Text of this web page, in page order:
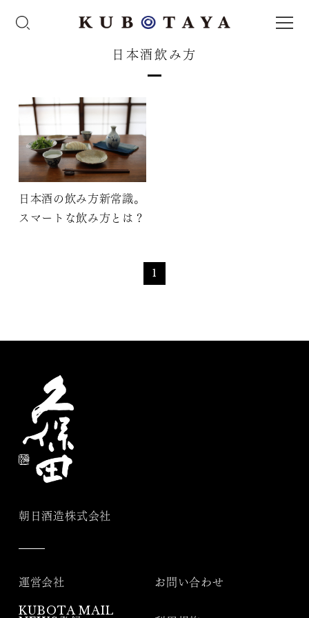
日本酒飲み方
日本酒の飲み方新常識。
スマートな飲み方とは？
1
朝日酒造株式会社
運営会社 お問い合わせ
KUBOTA MAIL